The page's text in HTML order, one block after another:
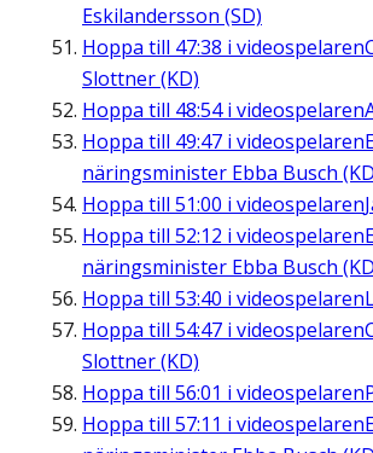
Eskilandersson (SD)
Hoppa till 47:38 i videospelaren
Slottner (KD)
Hoppa till 48:54i videospelaren
Hoppa till 49:47 i videospelaren
näringsminister Ebba Busch
Hoppa till 51:00 i videospelaren
Hoppa till 52:12 i videospelaren
näringsminister Ebba Busch
Hoppa till 53:40 i videospelaren
Hoppa till 54:47 i videospelaren
Slottner (KD)
Hoppa till 56:01 i videospelaren
Hoppa till 57:11 i videospelaren